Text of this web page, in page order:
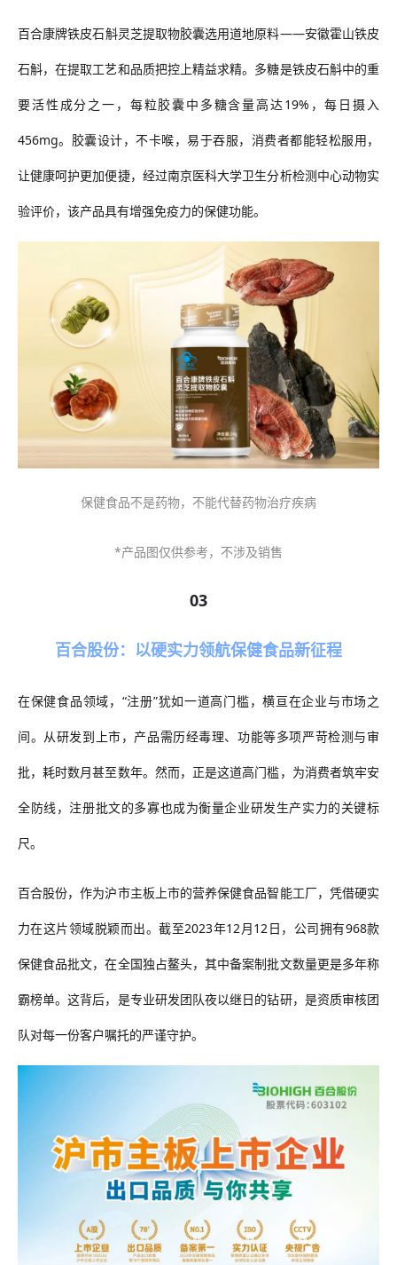
百合康牌铁皮石斛灵芝提取物胶囊选用道地原料——安徽霍山铁皮
石斛，在提取工艺和品质把控上精益求精。多糖是铁皮石斛中的重
要活性成分之一，每粒胶囊中多糖含量高达19%，每日摄入
456mg。 胶囊设计，不卡喉，易于吞服，消费者都能轻松服用，
让健康呵护更加便捷， 经过南京医科大学卫生分析检测中心动物实
验评价，该产品具有增强免疫力的保健功能。
保健食品不是药物，不能代替药物治疗疾病
*产品图仅供参考，不涉及销售
03
百合股份：以硬实力领航保健食品新征程
在保健食品领域， “注册”犹如一道高门槛，横亘在企业与市场之
间。从研发到上市，产品需历经毒理、功能等多项严苛检测与审
批，耗时数月甚至数年。然而，正是这道高门槛，为消费者筑牢安
全防线，注册批文的多寡也成为衡量企业研发生产实力的关键标
尺。
百合股份，作为沪市主板上市的营养保健食品智能工厂，凭借硬实
力在这片领域脱颖而出。截至2023年12月12日， 公司拥有968款
保健食品批文，在全国独占鳌头，其中备案制批文数量更是多年称
霸榜单。这背后，是专业研发团队夜以继日的钻研，是资质审核团
队对每一份客户嘱托的严谨守护。